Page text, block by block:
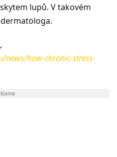
lupů. V takovém
,
news/how-chronic-stress-